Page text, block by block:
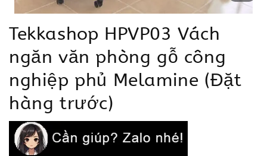
Tekkashop HPVP03 Vách
ngăn văn phòng gỗ công
nghiệp phủ Melamine (Đặt
hàng trước)